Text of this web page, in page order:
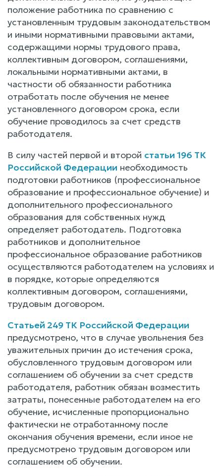
положение работника по сравнению с
установленным трудовым законодательством
и иными нормативными правовыми актами,
содержащими нормы трудового права,
коллективным договором, соглашениями,
локальными нормативными актами, в
частности об обязанности работника
отработать после обучения не менее
установленного договором срока, если
обучение проводилось за счет средств
работодателя.
В силу частей первой и второй статьи 196 ТК
Российской Федерации необходимость
подготовки работников (профессиональное
образование и профессиональное обучение) и
дополнительного профессионального
образования для собственных нужд
определяет работодатель. Подготовка
работников и дополнительное
профессиональное образование работников
осуществляются работодателем на условиях и
в порядке, которые определяются
коллективным договором, соглашениями,
трудовым договором.
Статьей 249 ТК Российской Федерации
предусмотрено, что в случае увольнения без
уважительных причин до истечения срока,
обусловленного трудовым договором или
соглашением об обучении за счет средств
работодателя, работник обязан возместить
затраты, понесенные работодателем на его
обучение, исчисленные пропорционально
фактически не отработанному после
окончания обучения времени, если иное не
предусмотрено трудовым договором или
соглашением об обучении.